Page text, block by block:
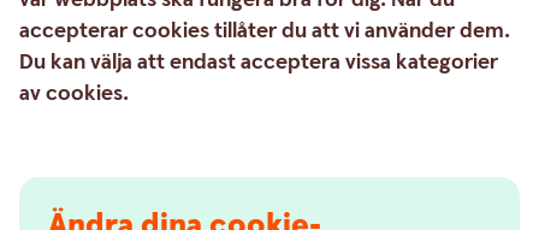
accepterar cookies tillåter du att vi använder dem.
Du kan välja att endast acceptera vissa kategorier
av cookies.